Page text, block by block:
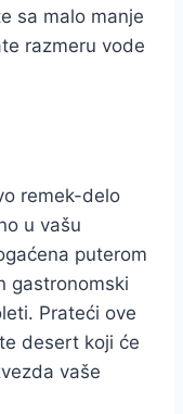
sa malo manje
razmeru vode
remek-delo
u vašu
puterom
gastronomski
Prateći ove
desert koji će
vaše